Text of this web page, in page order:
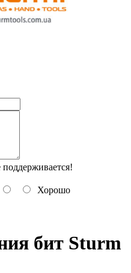
Хорошо
бит Sturm